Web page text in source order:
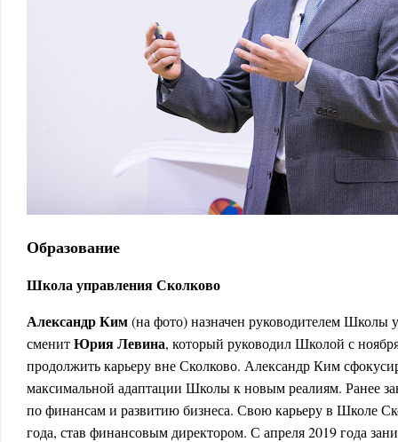
Образование
Школа управления Сколково
Александр Ким(на фото) назначен руководителем Школы
сменитЮрия Левина, который руководил Школой с
продолжить карьеру вне Сколково. Александр Ким
максимальной адаптации Школы к новым реалиям. Ранее
по финансам и развитию бизнеса. Свою карьеру в Школе
года, став финансовым директором. С апреля 2019 года